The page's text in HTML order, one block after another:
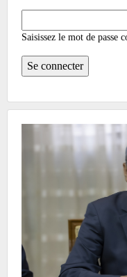
Saisissez le mot de passe